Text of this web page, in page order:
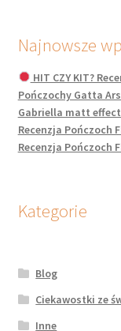
Najnowsze
HIT CZY KIT?
Pończochy Gatta
Gabriella matt
Recenzja Pończoch
Recenzja Pończoch
Kategorie
Blog
Ciekawostki ze
Inne